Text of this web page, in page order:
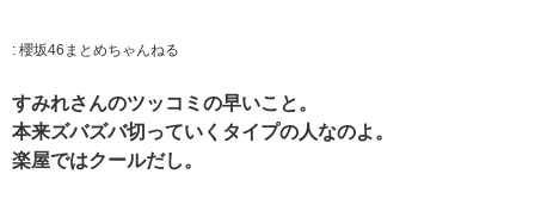
: 櫻坂46まとめちゃんねる
すみれさんのツッコミの早いこと。
本来ズバズバ切っていくタイプの人なのよ。
楽屋ではクールだし。